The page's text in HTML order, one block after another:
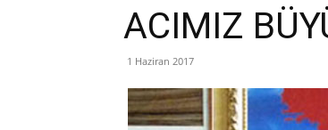
ACIMIZ
1 Haziran 2017